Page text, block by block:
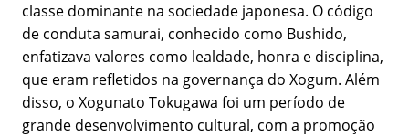
classe dominante na sociedade japonesa. O código
de conduta samurai, conhecido como Bushido,
enfatizava valores como lealdade, honra e disciplina,
que eram refletidos na governança do Xogum. Além
disso, o Xogunato Tokugawa foi um período de
grande desenvolvimento cultural, com a promoção